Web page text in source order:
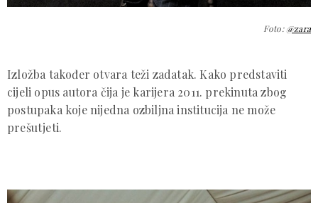
Foto:@zara
Izložba također otvara teži zadatak. Kako predstaviti
cijeli opus autora čija je karijera 2011. prekinuta zbog
postupaka koje nijedna ozbiljna institucija ne može
prešutjeti.